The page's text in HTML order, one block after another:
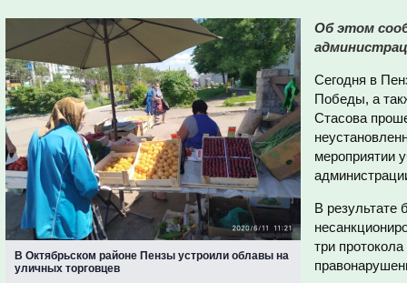
В Октябрьском районе Пензы устроили облавы на
уличных торговцев
Об этом
Сегодня в
Победы, а
Стасова
мероприятии
В результате
три